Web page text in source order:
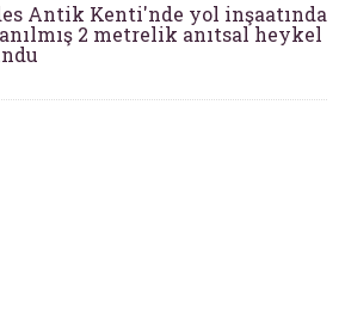
Antik Kenti'nde yol inşaatında
2 metrelik anıtsal heykel